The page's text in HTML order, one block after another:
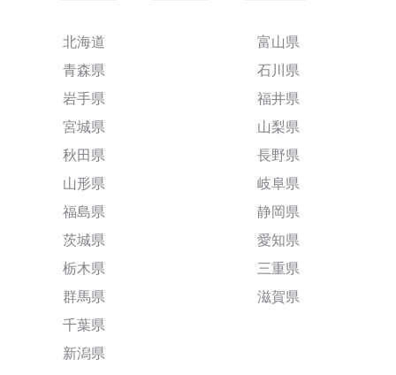
北海道
青森県
岩手県
宮城県
秋田県
山形県
福島県
茨城県
栃木県
群馬県
千葉県
新潟県
富山県
石川県
福井県
山梨県
長野県
岐阜県
静岡県
愛知県
三重県
滋賀県